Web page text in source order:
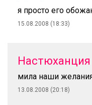
я просто его
15.08.2008 (18:33)
Настюханция
мила наши
13.08.2008 (20:18)